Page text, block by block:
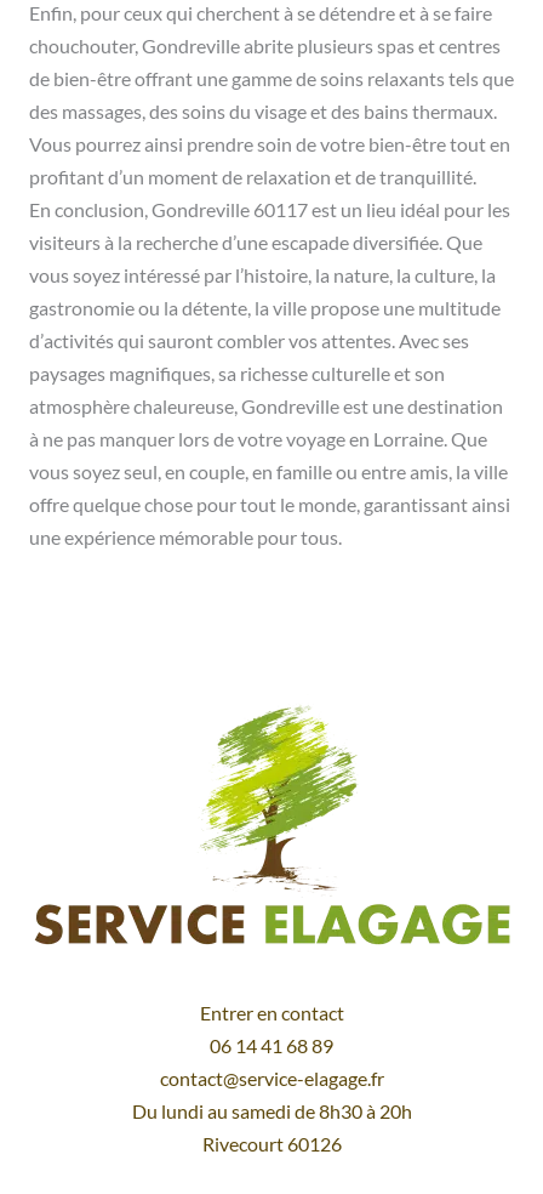
Enfin, pour ceux qui cherchent à se détendre et à se faire
chouchouter, Gondreville abrite plusieurs spas et centres
de bien-être offrant une gamme de soins relaxants tels que
des massages, des soins du visage et des bains thermaux.
Vous pourrez ainsi prendre soin de votre bien-être tout en
profitant d’un moment de relaxation et de tranquillité.
En conclusion, Gondreville 60117 est un lieu idéal pour les
visiteurs à la recherche d’une escapade diversifiée. Que
vous soyez intéressé par l’histoire, la nature, la culture, la
gastronomie ou la détente, la ville propose une multitude
d’activités qui sauront combler vos attentes. Avec ses
paysages magnifiques, sa richesse culturelle et son
atmosphère chaleureuse, Gondreville est une destination
à ne pas manquer lors de votre voyage en Lorraine. Que
vous soyez seul, en couple, en famille ou entre amis, la ville
offre quelque chose pour tout le monde, garantissant ainsi
une expérience mémorable pour tous.
Entrer en contact
06 14 41 68 89
contact@service-elagage.fr
Du lundi au samedi de 8h30 à 20h
Rivecourt 60126